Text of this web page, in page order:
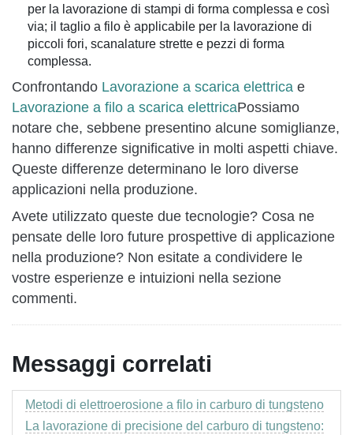
per la lavorazione di stampi di forma complessa e così
via; il taglio a filo è applicabile per la lavorazione di
piccoli fori, scanalature strette e pezzi di forma
complessa.
Confrontando Lavorazione a scarica elettrica e
Lavorazione a filo a scarica elettricaPossiamo
notare che, sebbene presentino alcune somiglianze,
hanno differenze significative in molti aspetti chiave.
Queste differenze determinano le loro diverse
applicazioni nella produzione.
Avete utilizzato queste due tecnologie? Cosa ne
pensate delle loro future prospettive di applicazione
nella produzione? Non esitate a condividere le
vostre esperienze e intuizioni nella sezione
commenti.
Messaggi correlati
Metodi di elettroerosione a filo in carburo di tungsteno
La lavorazione di precisione del carburo di tungsteno: